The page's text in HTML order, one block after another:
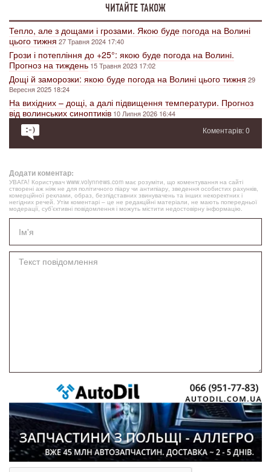
ЧИТАЙТЕ ТАКОЖ
Тепло, але з дощами і грозами. Якою буде погода на Волині
цього тижня27 Травня 2024 17:40
Грози і потепління до +25°: якою буде погода на Волині.
Прогноз на тиждень 15 Травня 2023 17:02
Дощі й заморозки: якою буде погода на Волині цього тижня 29
Вересня 2025 18:24
На вихідних – дощі, а далі підвищення температури. Прогноз
від волинських синоптиків 10 Липня 2026 16:44
Коментарів: 0
Додати коментар:
УВАГА! Користувач www.volynnews.com має розуміти, що коментування на сайті
створені аж ніяк не для політичного піару чи антипіару, зведення особистих рахунків,
комерційної реклами, образ, безпідставних звинувачень та інших некоректних і
негідних речей. Утім коментарі – це не редакційні матеріали, не мають попередньої
модерації, суб’єктивні повідомлення і можуть містити недостовірну інформацію.